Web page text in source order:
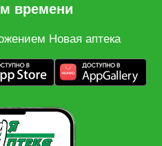
времени
Новая аптека